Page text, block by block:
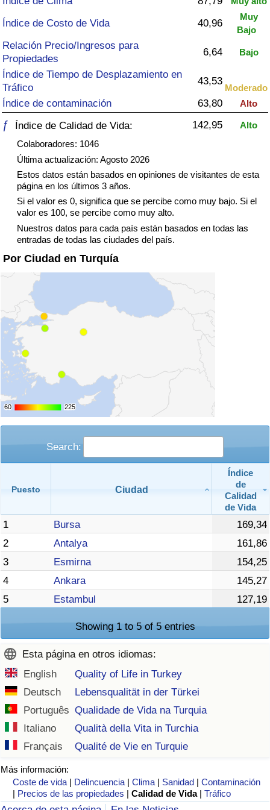
Índice de Costo de Vida 40,96
Muy
Bajo
Relación Precio/Ingresos para
Propiedades
6,64 Bajo
Índice de Tiempo de Desplazamiento en
Tráfico
43,53
Moderado
Índice de contaminación 63,80 Alto
ƒ Índice de Calidad de Vida: 142,95
Alto
Colaboradores: 1046
Última actualización: Agosto 2026
Estos datos están basados en opiniones de visitantes de esta
página en los últimos 3 años.
Si el valor es 0, significa que se percibe como muy bajo. Si el
valor es 100, se percibe como muy alto.
Nuestros datos para cada país están basados en todas las
entradas de todas las ciudades del país.
Por Ciudad en Turquía
60
60 225
225
Search:
Puesto Ciudad
Índice
de
Calidad
de Vida
1 Bursa
169,34
2
Antalya
161,86
3
Esmirna
154,25
4
Ankara
145,27
5
Estambul 127,19
Showing 1 to 5 of 5 entries
Esta página en otros idiomas:
English
Quality of Life in Turkey
Deutsch
Lebensqualität in der Türkei
Português Qualidade de Vida na Turquia
Italiano
Qualità della Vita in Turchia
Français
Qualité de Vie en Turquie
Más información:
Coste de vida
Delincuencia |Clima Sanidad |Contaminación
Precios de las propiedades |Calidad de Vida |Tráfico
Índice de criminalidad por país
Índice de Sanidad (Actual)
Índice de Sanidad
Índice de Sanidad por País
Contaminación
Índice de Contaminación (Actual)
Índice de contaminación
Índice de Contaminación por País
Tráfico
Índice de Tráfico
Índice de Tráfico (Actual)
Índice de Tráfico por País